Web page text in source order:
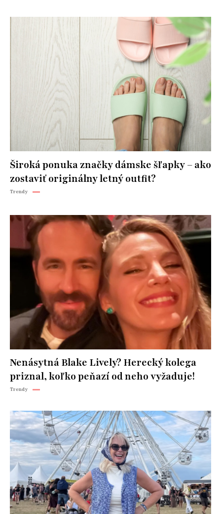
Široká ponuka značky dámske šľapky – ako
zostaviť originálny letný outfit?
Trendy
Nenásytná Blake Lively? Herecký kolega
priznal, koľko peňazí od neho vyžaduje!
Trendy